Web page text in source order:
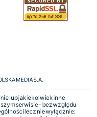
MEDIA S.A.
lub jakiekolwiek inne
serwisie - bez względu
lecz nie wyłącznie: